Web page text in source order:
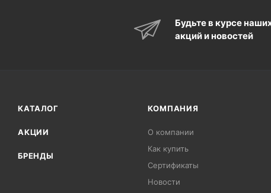
Будьте в курсе
акций и новостей
КАТАЛОГ
АКЦИИ
БРЕНДЫ
КОМПАНИЯ
О компании
Как купить
Сертификаты
Новости